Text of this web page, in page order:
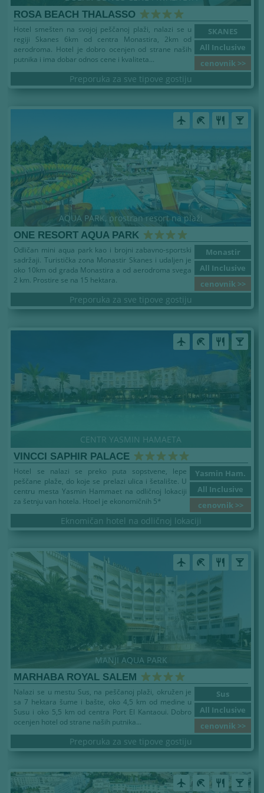
ROSA BEACH THALASSO
SKANES
All Inclusive
cenovnik >>
Hotel smešten na svojoj peščanoj plaži, nalazi se u
regiji Skanes 6km od centra Monastira, 2km od
aerodroma. Hotel je dobro ocenjen od strane naših
putnika i ima dobar odnos cene i kvaliteta...
Preporuka za sve tipove gostiju
airplanemode_active beach_access restaurant local_bar
AQUA PARK, prostran resort na plaži
ONE RESORT AQUA PARK
Monastir
All Inclusive
cenovnik >>
Odličan mini aqua park kao i brojni zabavno-sportski
sadržaji. Turistička zona Monastir Skanes i udaljen je
oko 10km od grada Monastira a od aerodroma svega
2 km. Prostire se na 15 hektara.
Preporuka za sve tipove gostiju
airplanemode_active beach_access restaurant local_bar
CENTR YASMIN HAMAETA
VINCCI SAPHIR PALACE
Yasmin Ham.
All Inclusive
cenovnik >>
Hotel se nalazi se preko puta sopstvene, lepe
peščane plaže, do koje se prelazi ulica i šetalište. U
centru mesta Yasmin Hammaet na odličnoj lokaciji
za šetnju van hotela. Htoel je ekonomičnih 5*
Eknomičan hotel na odličnoj lokaciji
airplanemode_active beach_access restaurant local_bar
MANJI AQUA PARK
MARHABA ROYAL SALEM
Sus
All Inclusive
cenovnik >>
Nalazi se u mestu Sus, na peščanoj plaži, okružen je
sa 7 hektara šume i bašte, oko 4,5 km od medine u
Susu i oko 5,5 km od centra Port El Kantaoui. Dobro
ocenjen hotel od strane naših putnika...
Preporuka za sve tipove gostiju
airplanemode_active beach_access restaurant local_bar